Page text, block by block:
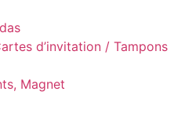
d’invitation / Tampons
Magnet